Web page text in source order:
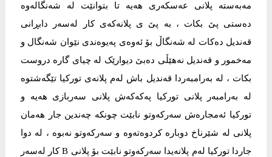
مەبەستە پلانی عەسکەری هەیە تا بتوانێت لە شەنگالەوە
دەستی پێ بکات ، بە پێ ی پلانەکەی کار لەسەر دابڕانی
قەندیل دەکات لە شەنگاڵ بۆ ئەوەی پەیوەندی نێوان شەنگال و
مەخمور و قەندیل نەهێڵی دەبێ دیوارێک لە چیای گارە دروست
بکات ، لە بەرامبەردا قەندیل باش لەم پلانەی تورکیا تێگەشتوە
لە بەرامبەر پلانی تورکیا پەکەکەش پلانی سەربازی هەیە و
تورکیا ئەمجارەش سەرکەوتو نابێت چونکە چەندین جار هەمان
پلانی لە شێرناخ دوبارە کردوەتەوە و سەرکەوتو نەبوە ، لە دوا
جاردا تورکیا لەم پلانەیدا سەرکەوتو نابێت بۆ پلانی B کار لەسەر